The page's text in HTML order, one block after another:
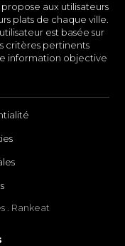
aux utilisateurs
plats de chaque ville.
est basée sur
critères pertinents
information objective
. Rankeat